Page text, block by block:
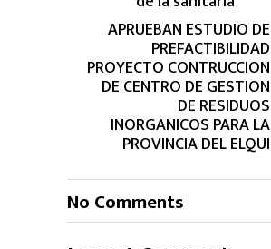
APRUEBAN ESTUDIO DE
PREFACTIBILIDAD
PROYECTO CONTRUCCION
DE CENTRO DE GESTION
DE RESIDUOS
INORGANICOS PARA LA
PROVINCIA DEL ELQUI
No Comments